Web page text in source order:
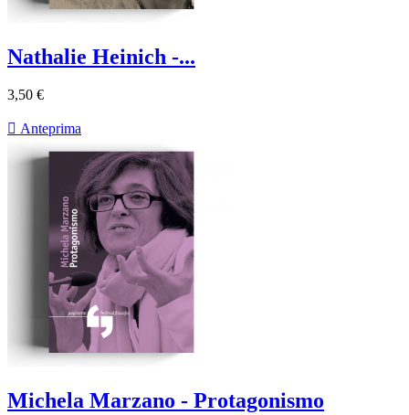
Nathalie Heinich -...
3,50 €
 Anteprima
Michela Marzano - Protagonismo